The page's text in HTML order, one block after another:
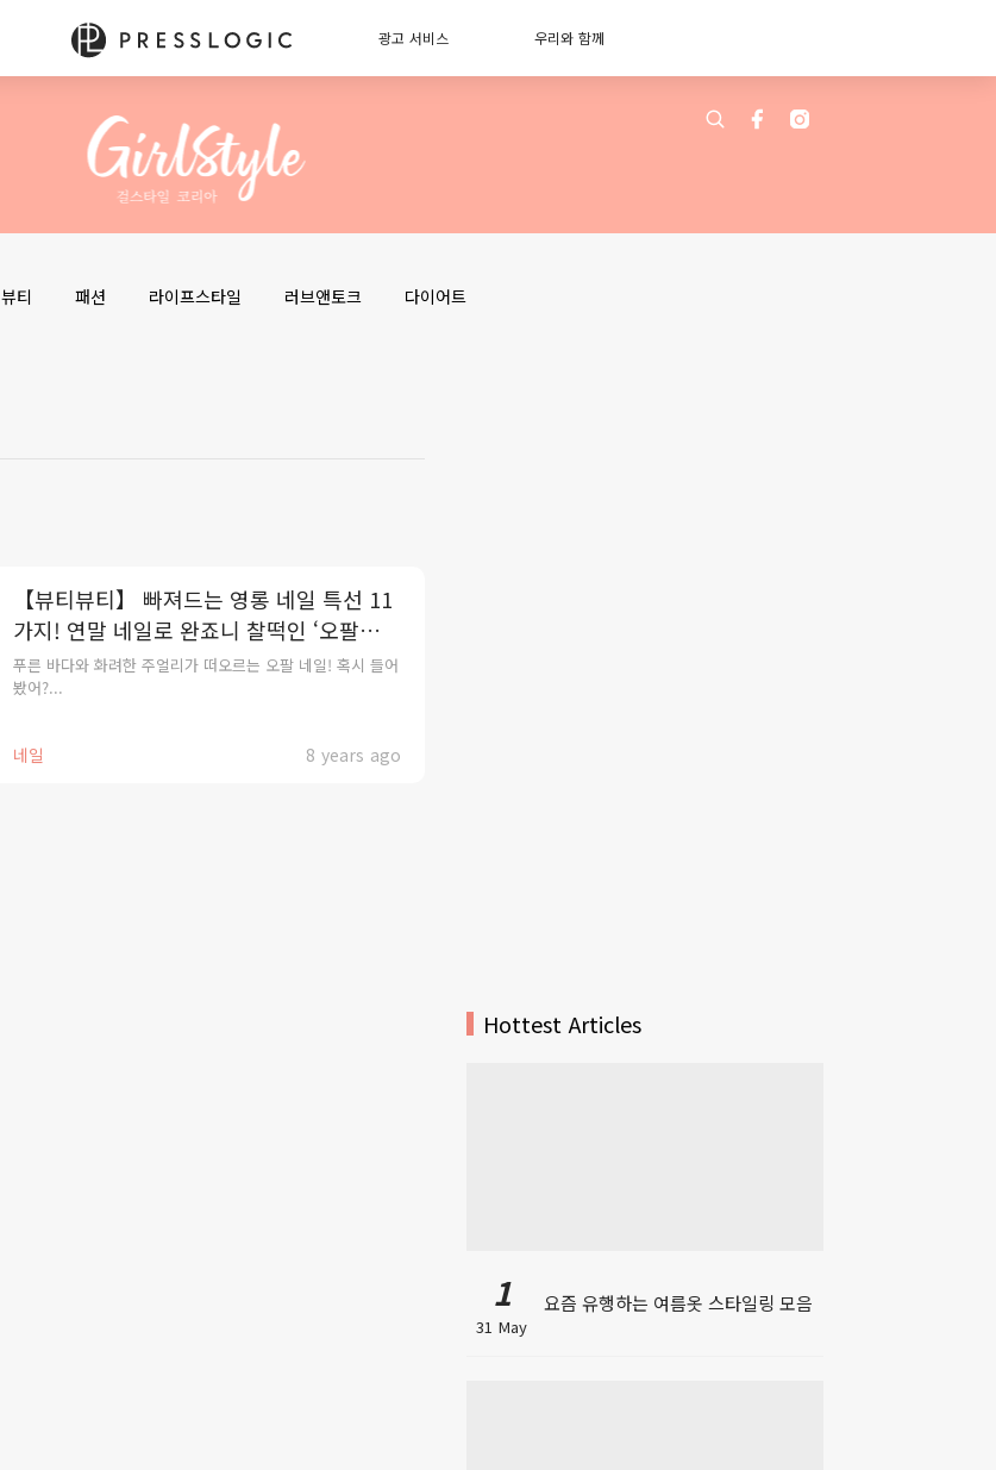
광고 서비스 우리와 함께
뷰티 패션 라이프스타일 러브앤토크 다이어트
네일 8 years ago
【뷰티뷰티】 빠져드는 영롱 네일 특선 11
가지! 연말 네일로 완죠니 찰떡인 ‘오팔
Nail’ 블링블링해~
푸른 바다와 화려한 주얼리가 떠오르는 오팔 네일! 혹시 들어
봤어?...
Hottest Articles
1
31 May
요즘 유행하는 여름옷 스타일링 모음